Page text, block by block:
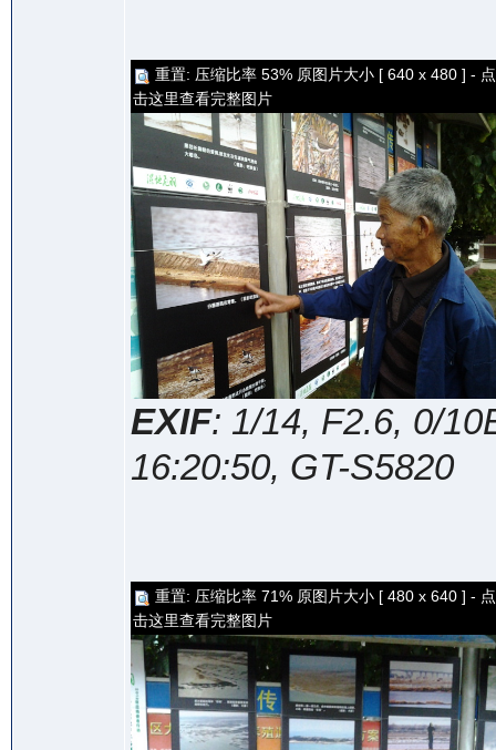
重置: 压缩比率 53% 原图片大小 [ 640 x 480 ] - 点
击这里查看完整图片
EXIF: 1/14, F2.6, 0/
16:20:50, GT-S5820
重置: 压缩比率 71% 原图片大小 [ 480 x 640 ] - 点
击这里查看完整图片